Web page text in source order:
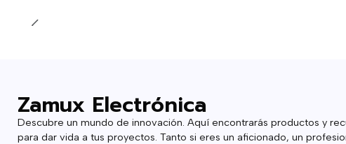
Zamux Electrónica
Descubre un mundo de innovación. Aquí encontrarás productos y
para dar vida a tus proyectos. Tanto si eres un aficionado, un